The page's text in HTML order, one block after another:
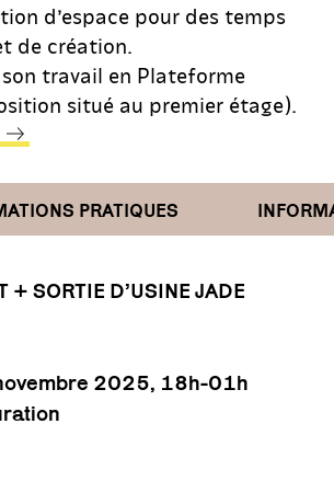
d’espace pour des temps
de création.
travail en Plateforme
situé au premier étage).
PRATIQUES
+ SORTIE D’USINE JADE
2025, 18h-01h